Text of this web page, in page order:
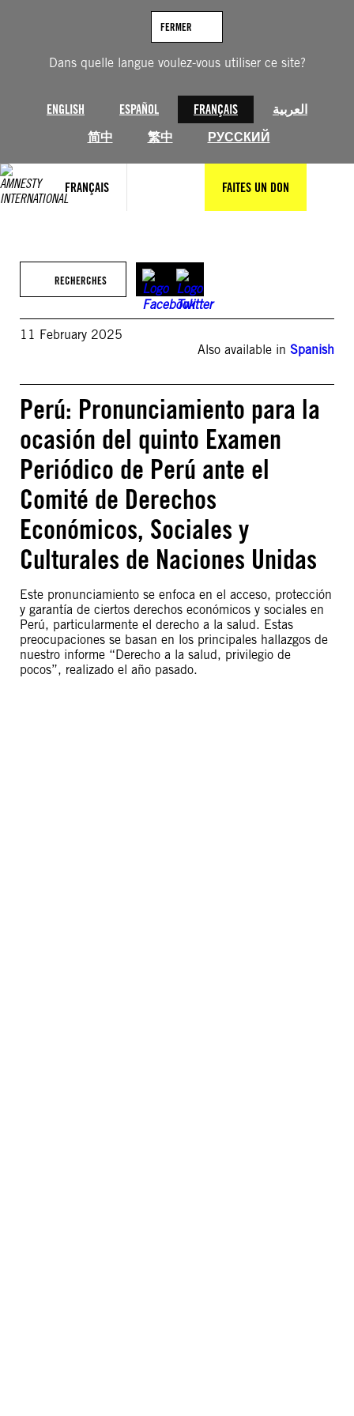
Dans quelle langue voulez-vous utiliser ce site?
ENGLISH ESPAÑOL FRANÇAIS
العربية
简中
繁中 РУССКИЙ
FERMER
FRANÇAIS FAITES UN DON
RECHERCHES
11 February 2025
Also available in Spanish
Perú: Pronunciamiento para la
ocasión del quinto Examen
Periódico de Perú ante el
Comité de Derechos
Económicos, Sociales y
Culturales de Naciones Unidas
Este pronunciamiento se enfoca en el acceso, protección
y garantía de ciertos derechos económicos y sociales en
Perú, particularmente el derecho a la salud. Estas
preocupaciones se basan en los principales hallazgos de
nuestro informe “Derecho a la salud, privilegio de
pocos”, realizado el año pasado.